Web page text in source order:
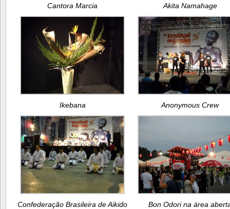
Cantora Marcia Akita Namahage
Ikebana Anonymous Crew
Confederação Brasileira de Aikido Bon Odori na área